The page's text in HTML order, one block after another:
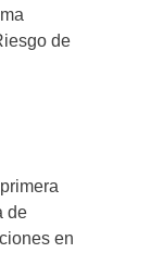
de
de
en